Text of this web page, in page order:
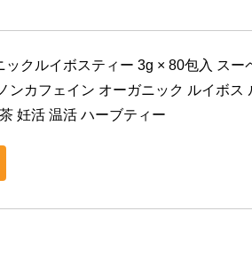
クルイボスティー 3g × 80包入 スー
ンカフェイン オーガニック ルイボス
妊活 温活 ハーブティー